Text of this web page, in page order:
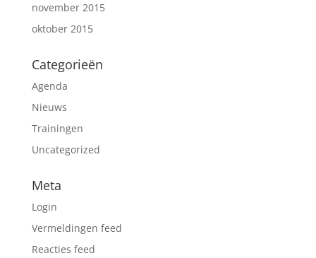
november 2015
oktober 2015
Categorieën
Agenda
Nieuws
Trainingen
Uncategorized
Meta
Login
Vermeldingen feed
Reacties feed